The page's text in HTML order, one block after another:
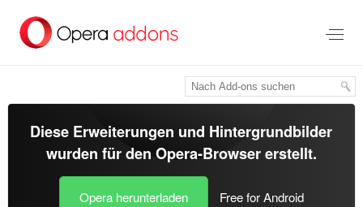
Hauptinhalt
springen
Diese Erweiterungen und Hintergrundbilder
wurden für den Opera-Browsererstellt.
Opera herunterladen Free for Android